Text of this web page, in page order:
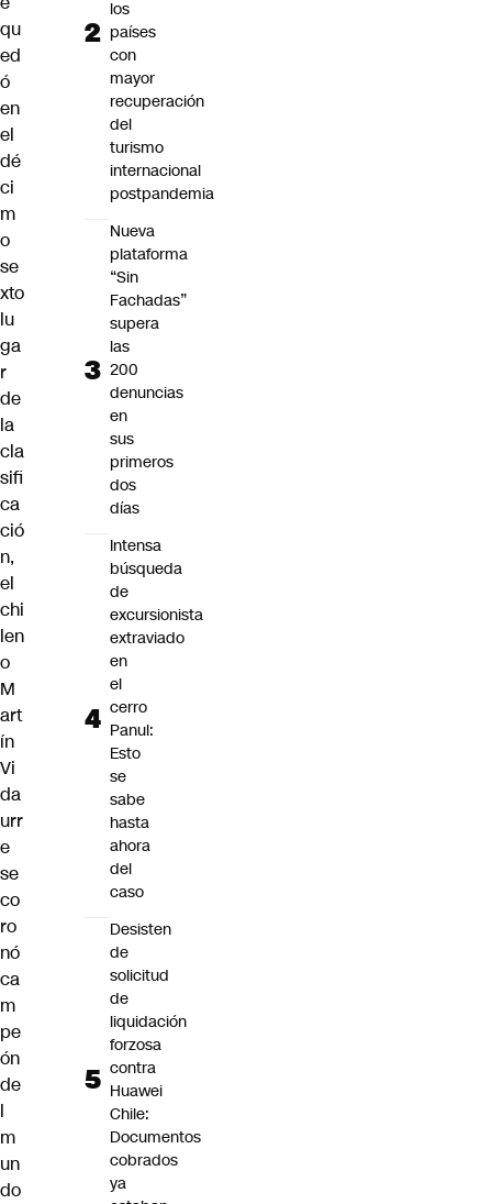
qu
ed
ó
en
el
dé
ci
m
o
se
xto
lu
ga
r
de
la
cla
sifi
ca
ció
n,
el
chi
len
o
M
art
ín
Vi
da
urr
e
se
co
ro
nó
ca
m
pe
ón
de
l
m
un
do
los
países
con
mayor
recuperación
del
turismo
internacional
postpandemia
Nueva
plataforma
“Sin
Fachadas”
supera
las
200
denuncias
en
sus
primeros
dos
días
Intensa
búsqueda
de
excursionista
extraviado
en
el
cerro
Panul:
Esto
se
sabe
hasta
ahora
del
caso
Desisten
de
solicitud
de
liquidación
forzosa
contra
Huawei
Chile:
Documentos
cobrados
ya